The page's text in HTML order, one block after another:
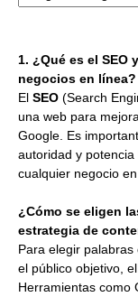
1. ¿Qué es el SEO
negocios en línea?
El SEO (Search
una web para
Google. Es
autoridad y
cualquier negocio
¿Cómo se eligen
estrategia de
Para elegir
el público objetivo,
Herramientas como